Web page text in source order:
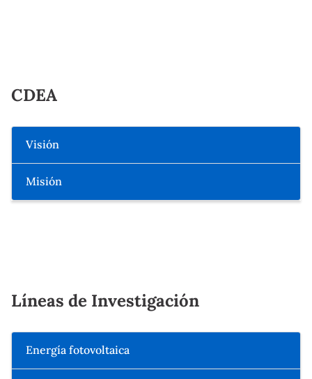
CDEA
Visión
Misión
Líneas de Investigación
Energía fotovoltaica